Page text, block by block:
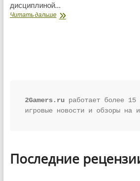
дисциплиной…
Читать дальшеОбзор
2Gamers.ru работает более 15
игровые новости и обзоры на
Последние